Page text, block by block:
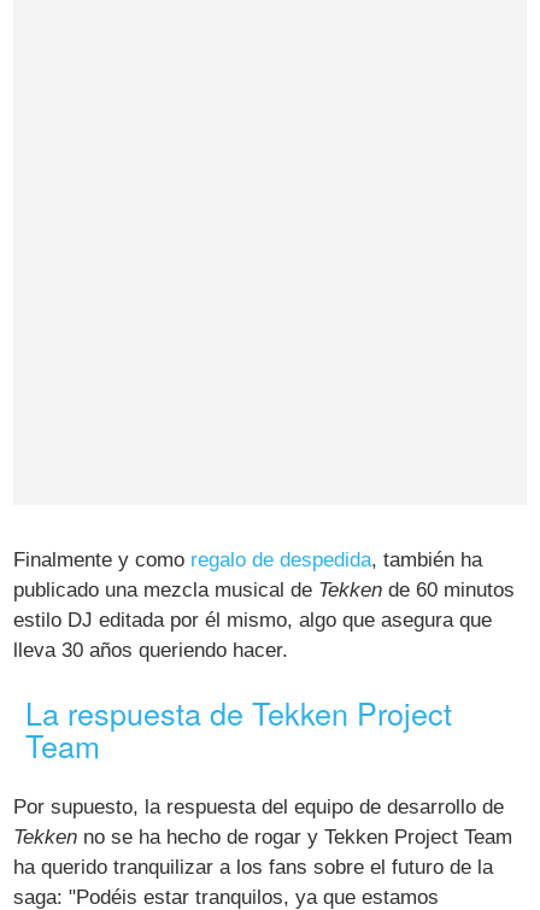
Finalmente y como regalo de despedida, también ha
publicado una mezcla musical de Tekken de 60 minutos
estilo DJ editada por él mismo, algo que asegura que
lleva 30 años queriendo hacer.
La respuesta de Tekken Project
Team
Por supuesto, la respuesta del equipo de desarrollo de
Tekken no se ha hecho de rogar y Tekken Project Team
ha querido tranquilizar a los fans sobre el futuro de la
saga: "Podéis estar tranquilos, ya que estamos